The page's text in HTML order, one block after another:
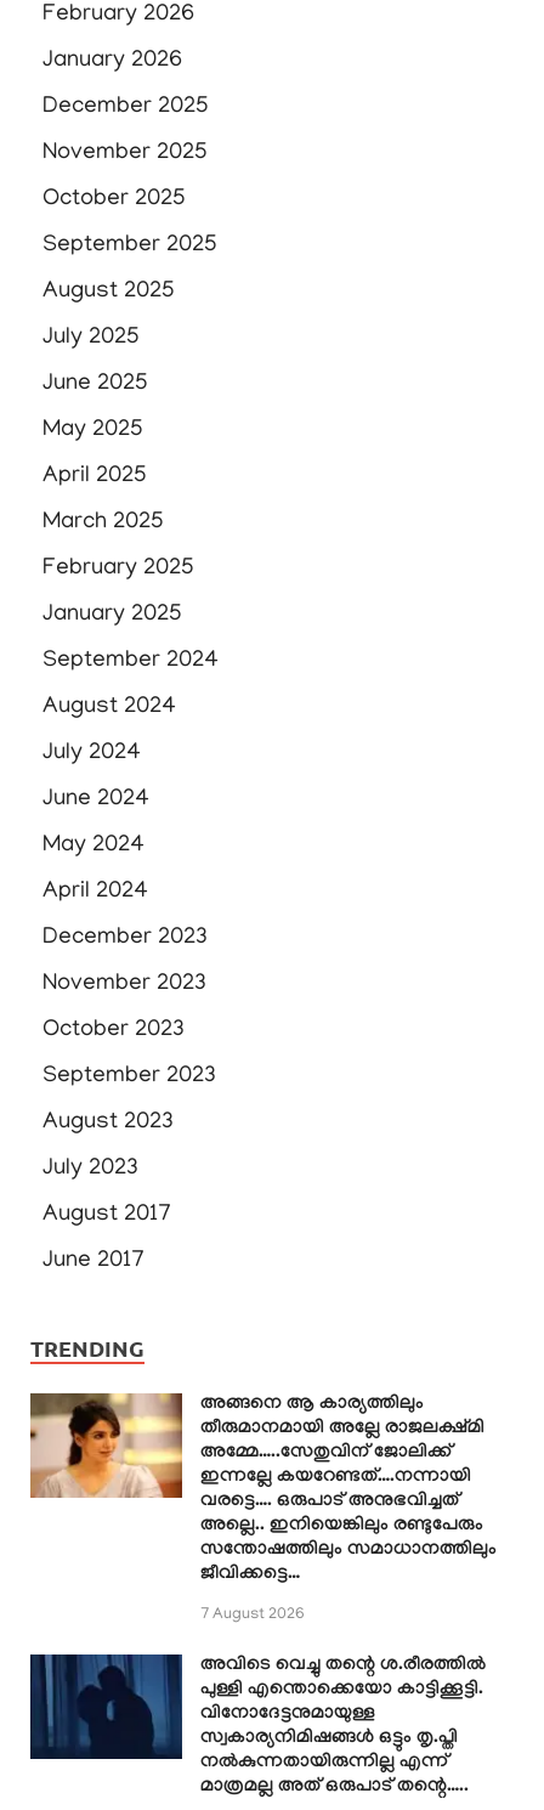
February 2026
January 2026
December 2025
November 2025
October 2025
September 2025
August 2025
July 2025
June 2025
May 2025
April 2025
March 2025
February 2025
January 2025
September 2024
August 2024
July 2024
June 2024
May 2024
April 2024
December 2023
November 2023
October 2023
September 2023
August 2023
July 2023
August 2017
June 2017
TRENDING
അങ്ങനെ ആ കാര്യത്തിലും
തീരുമാനമായി അല്ലേ രാജലക്ഷ്മി
അമ്മേ…..സേതുവിന് ജോലിക്ക്
ഇന്നല്ലേ കയറേണ്ടത്….നന്നായി
വരട്ടെ…. ഒരുപാട് അനുഭവിച്ചത്
അല്ലെ.. ഇനിയെങ്കിലും രണ്ടുപേരും
സന്തോഷത്തിലും സമാധാനത്തിലും
ജീവിക്കട്ടെ…
7 August 2026
അവിടെ വെച്ചു തന്റെ ശ.രീരത്തിൽ
പുള്ളി എന്തൊക്കെയോ കാട്ടിക്കൂട്ടി.
വിനോദേട്ടനുമായുള്ള
സ്വകാര്യനിമിഷങ്ങൾ ഒട്ടും തൃ.പ്തി
നൽകുന്നതായിരുന്നില്ല എന്ന്
മാത്രമല്ല അത് ഒരുപാട് തന്റെ…..